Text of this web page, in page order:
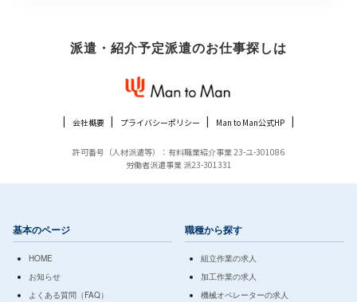
派遣・紹介予定派遣のお仕事探しは
会社概要 プライバシーポリシー Man to Man公式HP
許可番号（人材派遣等）：有料職業紹介事業 23-ユ-301086
労働者派遣事業 派23-301331
基本のページ
HOME
お知らせ
よくある質問（FAQ）
職種から探す
組立作業の求人
加工作業の求人
機械オペレーターの求人